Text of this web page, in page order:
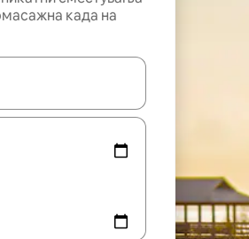
када на
движете се со копчињата со